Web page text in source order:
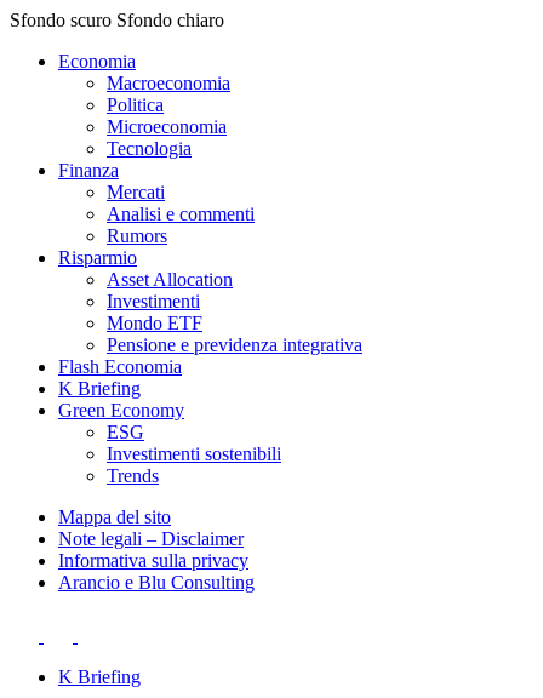
Sfondo scuro Sfondo chiaro
Economia
Macroeconomia
Politica
Microeconomia
Tecnologia
Finanza
Mercati
Analisi e commenti
Rumors
Risparmio
Asset Allocation
Investimenti
Mondo ETF
Pensione e previdenza integrativa
Flash Economia
K Briefing
Green Economy
ESG
Investimenti sostenibili
Trends
Mappa del sito
Note legali – Disclaimer
Informativa sulla privacy
Arancio e Blu Consulting
K Briefing